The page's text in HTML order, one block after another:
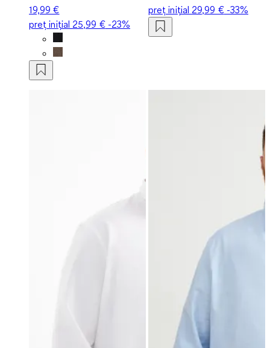
19,99 €
preț inițial 25,99 €-23%
preț inițial 29,99 €-33%